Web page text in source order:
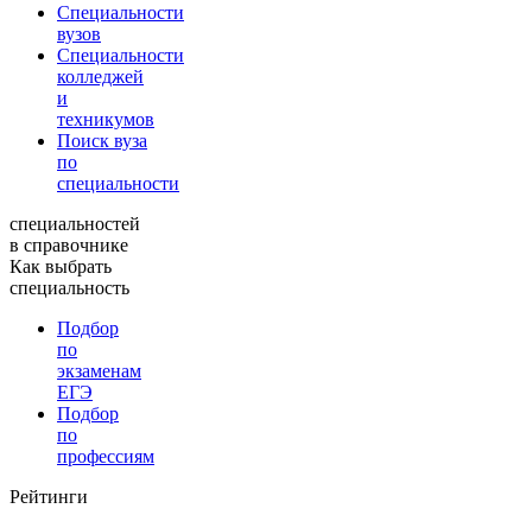
Специальности
вузов
Специальности
колледжей
и
техникумов
Поиск вуза
по
специальности
специальностей
в справочнике
Как выбрать
специальность
Подбор
по
экзаменам
ЕГЭ
Подбор
по
профессиям
Рейтинги